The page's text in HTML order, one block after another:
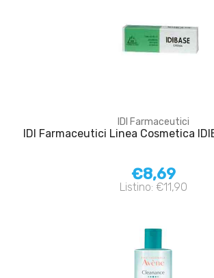
IDI Farmaceutici
IDI Farmaceutici Linea Cosmetica
€8,69
Listino: €11,90